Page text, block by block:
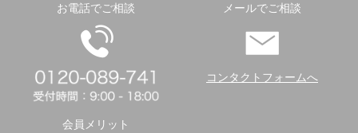
お電話でご相談 メールでご相談
コンタクトフォームへ
会員メリット